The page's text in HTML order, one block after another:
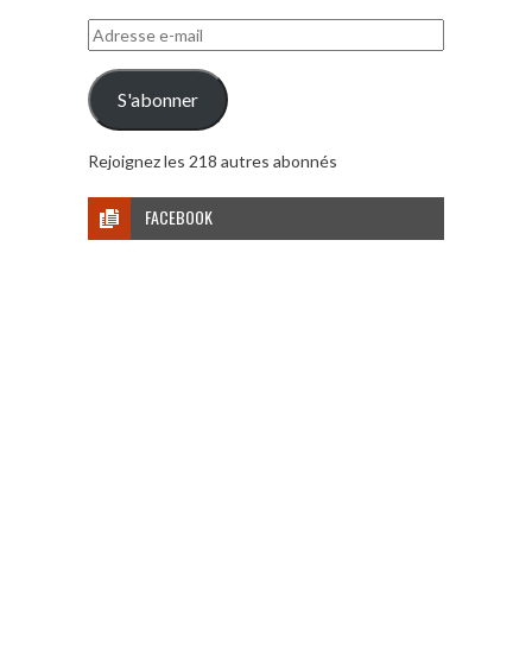
Adresse
e-
mail
S'abonner
Rejoignez les 218 autres abonnés
FACEBOOK